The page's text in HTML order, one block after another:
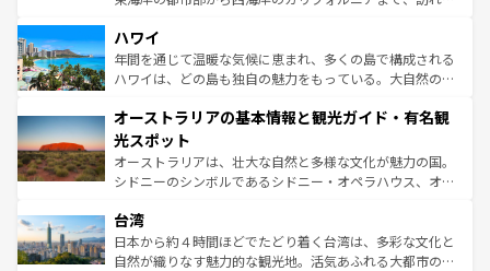
着のスイス情報は
のような巨大都市は、観光、ショッピング、エンターテイ
ンメントが詰まった刺激的なスポットだ。一方、アメリカ
西部には大自然が広がり、グランドキャニオンやイエロー
部のニューオーリンズでは、音楽と美食が融合した独特の
文化が魅力。旅行者はアメリカの各地域で異なる魅力を楽
しみながら、その多様性と豊かな歴史を感じることができ
るだろう。車でのロードトリップや列車の旅も、アメリカ
情報は
ハワイ
年間を通じて温暖な気候に恵まれ、多くの島で構成される
ハワイは、どの島も独自の魅力をもっている。大自然の神
ワイ島は見逃せない。また、定番の観光地といえばオアフ
島だが、静かな自然を求めるならマウイ島やカウアイ島が
おすすめ。エメラルドグリーンに輝く海をはじめ、豊かな
文化や歴史が息づいている。「アロハスピリット」と呼ば
人々、おいしいローカルフードやハワイアンミュージッ
ク、伝統的なフラダンスなど、すべてがハワイの魅力を彩
っている。訪れるたびに新しい発見と感動が待っているハ
オーストラリアの基本情報と観光ガイド・有名観
光スポット
オーストラリアは、壮大な自然と多様な文化が魅力の国。
シドニーのシンボルであるシドニー・オペラハウス、オー
リアリーフや大陸中央部にそびえるウルル（エアーズロッ
ク）、タスマニアの美しい原生林やケアンズの熱帯雨林な
ど、見どころがたくさん。また、カフェやワイン、オージ
台湾
日本から約４時間ほどでたどり着く台湾は、多彩な文化と
自然が織りなす魅力的な観光地。活気あふれる大都市の台